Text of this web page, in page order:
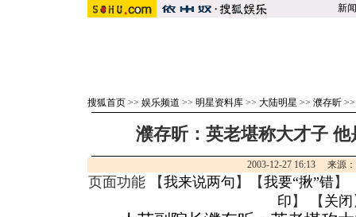
新闻
搜狐首页 >> 娱乐频道 >> 明星资料库 >> 大陆明星 >> 濮存昕
濮存昕：英老堪称大才子
2003-12-27 16:13 来源
页面功能 【我来说两句 】【我要“揪”错】
印 】 【 关闭